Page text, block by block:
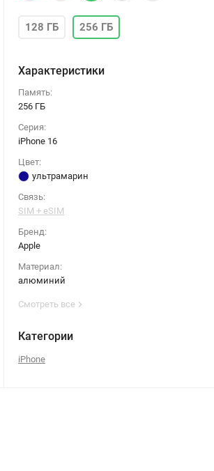
128 ГБ 256 ГБ
Характеристики
Память:
256 ГБ
Серия:
iPhone 16
Цвет:
ультрамарин
Связь:
SIM + eSIM
Бренд:
Apple
Материал:
алюминий
Смотреть все
Категории
iPhone